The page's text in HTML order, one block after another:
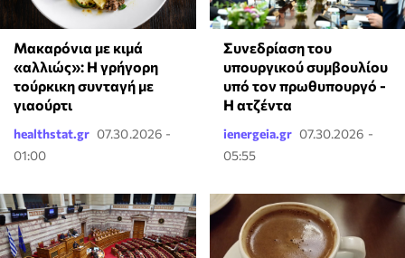
Μακαρόνια με κιμά
«αλλιώς»: Η γρήγορη
τούρκικη συνταγή με
γιαούρτι
healthstat.gr 07.30.2026 -
01:00
Συνεδρίαση του
υπουργικού συμβουλίου
υπό τον πρωθυπουργό -
Η ατζέντα
ienergeia.gr 07.30.2026 -
05:55